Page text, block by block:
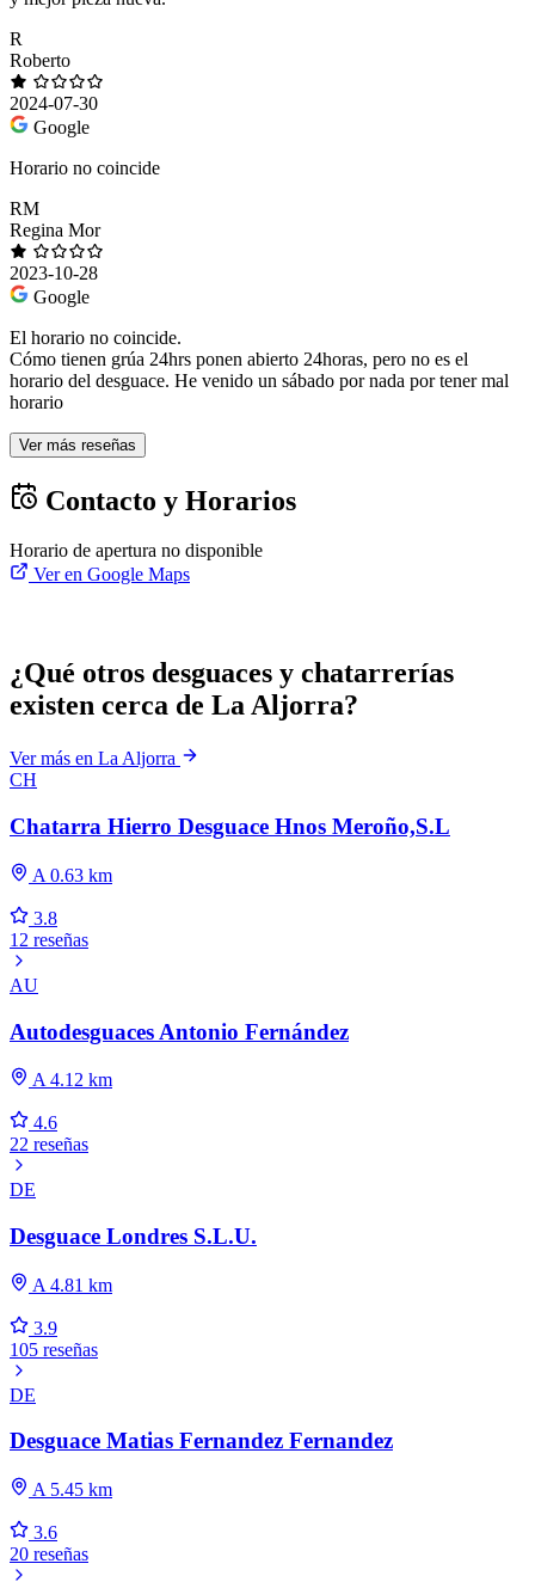
R
Roberto
2024-07-30
Google
Horario no coincide
RM
Regina Mor
2023-10-28
Google
El horario no coincide.
Cómo tienen grúa 24hrs ponen abierto 24horas, pero no es el
horario del desguace. He venido un sábado por nada por tener mal
horario
Ver más reseñas
Contacto y Horarios
Horario de apertura no disponible
Ver en Google Maps
¿Qué otros desguaces y chatarrerías
existen cerca de La Aljorra?
Ver más en La Aljorra
CH
Chatarra Hierro Desguace Hnos Meroño,S.L
A 0.63 km
3.8
12 reseñas
AU
Autodesguaces Antonio Fernández
A 4.12 km
4.6
22 reseñas
DE
Desguace Londres S.L.U.
A 4.81 km
3.9
105 reseñas
DE
Desguace Matias Fernandez Fernandez
A 5.45 km
3.6
20 reseñas